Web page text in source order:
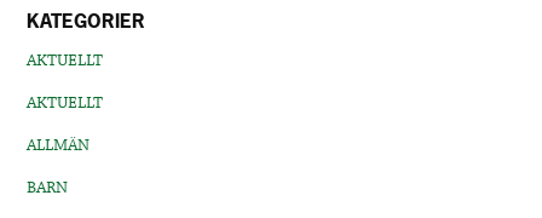
KATEGORIER
AKTUELLT
AKTUELLT
ALLMÄN
BARN